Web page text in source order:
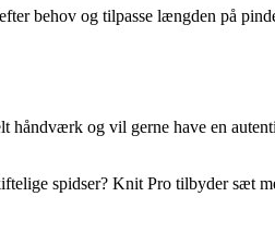
behov og tilpasse længden på
og vil gerne have en
spidser? Knit Pro tilbyder sæt